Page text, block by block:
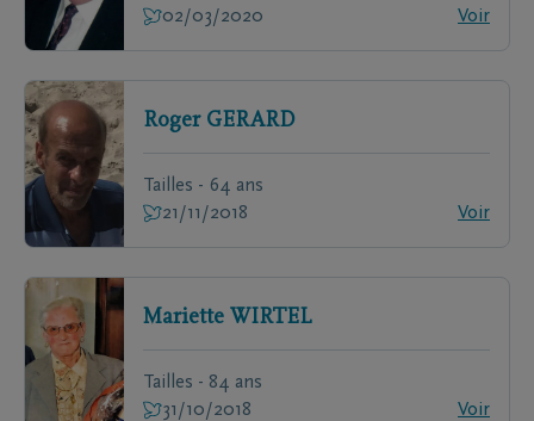
02/03/2020
Voir
Roger GERARD
Tailles - 64 ans
21/11/2018
Voir
Mariette WIRTEL
Tailles - 84 ans
31/10/2018
Voir